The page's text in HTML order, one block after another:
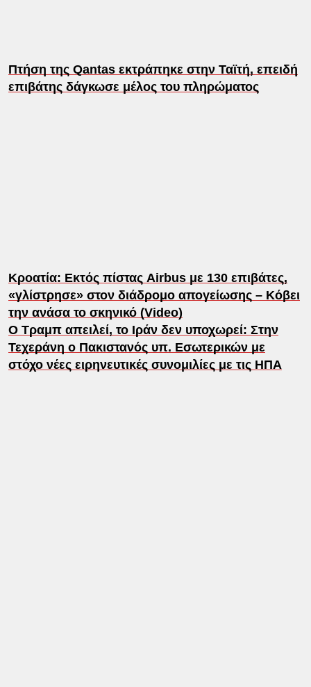
Πτήση της Qantas εκτράπηκε στην Ταϊτή, επειδή
επιβάτης δάγκωσε μέλος του πληρώματος
Κροατία: Εκτός πίστας Airbus με 130 επιβάτες,
«γλίστρησε» στον διάδρομο απογείωσης – Κόβει
την ανάσα το σκηνικό (Video)
Ο Τραμπ απειλεί, το Ιράν δεν υποχωρεί: Στην
Τεχεράνη ο Πακιστανός υπ. Εσωτερικών με
στόχο νέες ειρηνευτικές συνομιλίες με τις ΗΠΑ